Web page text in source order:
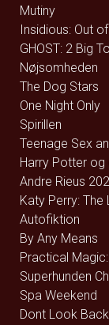
Mutiny
Insidious: Out
GHOST: 2 Big
Nøjsomheden
The Dog Stars
One Night Only
Spirillen
Teenage Sex
Harry Potter og
Andre Rieus
Katy Perry: The
Autofiktion
By Any Means
Practical
Superhunden
Spa Weekend
Dont Look